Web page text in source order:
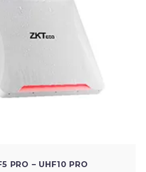
PRO – UHF10 PRO